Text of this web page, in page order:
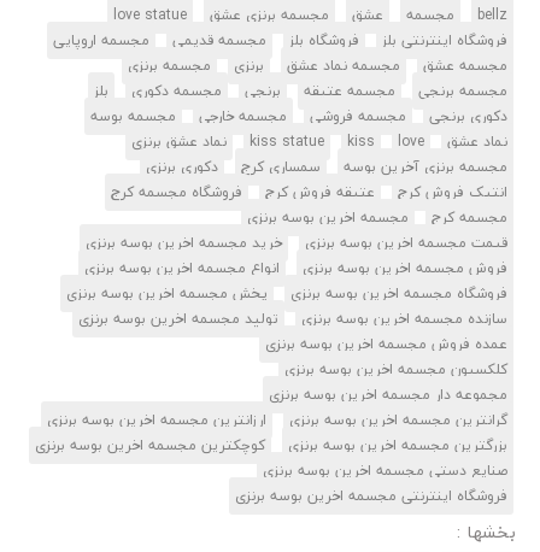
bellz مجسمه عشق مجسمه برنزی عشق
love statue
فروشگاه اینترنتی بلز
فروشگاه بلز مجسمه قدیمی
مجسمه اروپایی
مجسمه عشق
مجسمه نماد عشق برنزی
مجسمه برنزی
مجسمه برنجی
مجسمه عتیقه برنجی مجسمه دکوری
بلز
دکوری برنجی
مجسمه فروشی مجسمه خارجی
مجسمه بوسه
نماد عشق
love
kiss
kiss statue
نماد عشق برنزی
مجسمه برنزی آخرین بوسه
سمساری کرج
دکوری برنزی
انتیک فروش کرج
عتیقه فروش کرج
فروشگاه مجسمه کرج
مجسمه کرج
مجسمه اخرین بوسه برنزی
قیمت مجسمه اخرین بوسه برنزی
خرید مجسمه اخرین بوسه برنزی
فروش مجسمه اخرین بوسه برنزی
انواع مجسمه اخرین بوسه برنزی
فروشگاه مجسمه اخرین بوسه برنزی
پخش مجسمه اخرین بوسه برنزی
سازنده مجسمه اخرین بوسه برنزی
تولید مجسمه اخرین بوسه برنزی
عمده فروش مجسمه اخرین بوسه برنزی
کلکسیون مجسمه اخرین بوسه برنزی
مجموعه دار مجسمه اخرین بوسه برنزی
گرانترین مجسمه اخرین بوسه برنزی
ارزانترین مجسمه اخرین بوسه برنزی
بزرگترین مجسمه اخرین بوسه برنزی
کوچکترین مجسمه اخرین بوسه برنزی
صنایع دستی مجسمه اخرین بوسه برنزی
فروشگاه اینترنتی مجسمه اخرین بوسه برنزی
بخشها :